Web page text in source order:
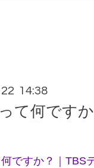
22 14:38
て何です
ですか？｜TBS